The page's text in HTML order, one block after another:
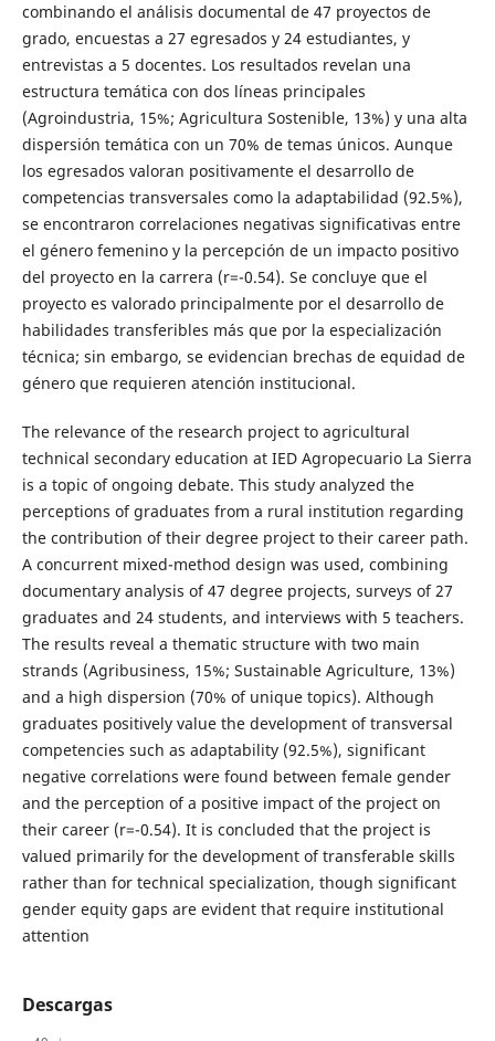
combinando el análisis documental de 47 proyectos de
grado, encuestas a 27 egresados y 24 estudiantes, y
entrevistas a 5 docentes. Los resultados revelan una
estructura temática con dos líneas principales
(Agroindustria, 15%; Agricultura Sostenible, 13%) y una alta
dispersión temática con un 70% de temas únicos. Aunque
los egresados valoran positivamente el desarrollo de
competencias transversales como la adaptabilidad (92.5%),
se encontraron correlaciones negativas significativas entre
el género femenino y la percepción de un impacto positivo
del proyecto en la carrera (r=-0.54). Se concluye que el
proyecto es valorado principalmente por el desarrollo de
habilidades transferibles más que por la especialización
técnica; sin embargo, se evidencian brechas de equidad de
género que requieren atención institucional.
The relevance of the research project to agricultural
technical secondary education at IED Agropecuario La Sierra
is a topic of ongoing debate. This study analyzed the
perceptions of graduates from a rural institution regarding
the contribution of their degree project to their career path.
A concurrent mixed-method design was used, combining
documentary analysis of 47 degree projects, surveys of 27
graduates and 24 students, and interviews with 5 teachers.
The results reveal a thematic structure with two main
strands (Agribusiness, 15%; Sustainable Agriculture, 13%)
and a high dispersion (70% of unique topics). Although
graduates positively value the development of transversal
competencies such as adaptability (92.5%), significant
negative correlations were found between female gender
and the perception of a positive impact of the project on
their career (r=-0.54). It is concluded that the project is
valued primarily for the development of transferable skills
rather than for technical specialization, though significant
gender equity gaps are evident that require institutional
attention
Descargas